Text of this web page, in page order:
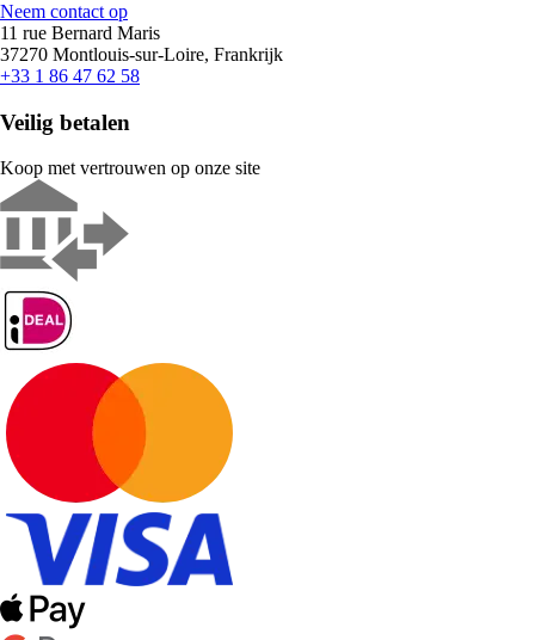
Neem contact op
11 rue Bernard Maris
37270 Montlouis-sur-Loire, Frankrijk
+33 1 86 47 62 58
Veilig betalen
Koop met vertrouwen op onze site